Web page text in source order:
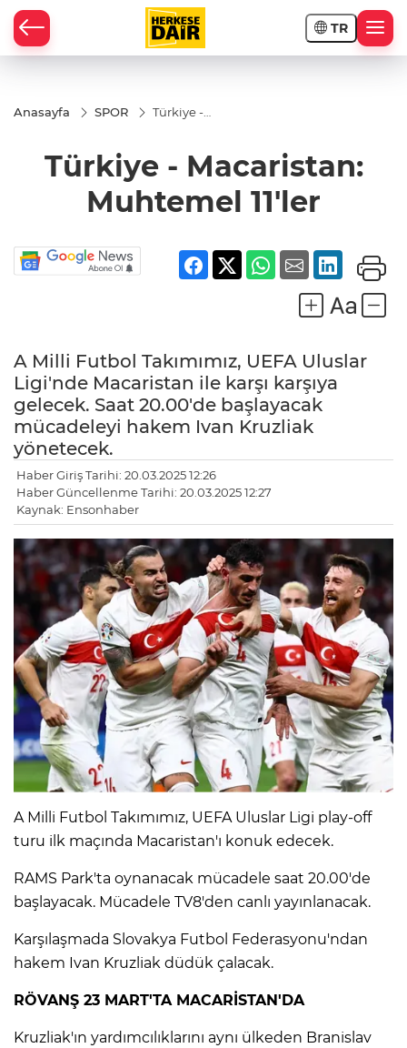
TR
Anasayfa SPOR
Türkiye -
Türkiye - Macaristan:
Muhtemel 11'ler
A Milli Futbol Takımımız, UEFA Uluslar
Ligi'nde Macaristan ile karşı karşıya
gelecek. Saat 20.00'de başlayacak
mücadeleyi hakem Ivan Kruzliak
yönetecek.
Haber Giriş Tarihi: 20.03.2025 12:26
Haber Güncellenme Tarihi: 20.03.2025 12:27
Kaynak: Ensonhaber
A Milli Futbol Takımımız, UEFA Uluslar Ligi play-off
turu ilk maçında Macaristan'ı konuk edecek.
RAMS Park'ta oynanacak mücadele saat 20.00'de
başlayacak. Mücadele TV8'den canlı yayınlanacak.
Karşılaşmada Slovakya Futbol Federasyonu'ndan
hakem Ivan Kruzliak düdük çalacak.
RÖVANŞ 23 MART'TA MACARİSTAN'DA
Kruzliak'ın yardımcılıklarını aynı ülkeden Branislav